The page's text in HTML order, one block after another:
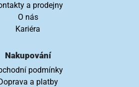
a prodejny
O nás
Kariéra
Nakupování
podmínky
a platby